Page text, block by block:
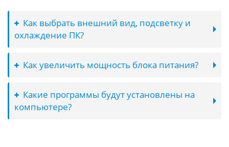
Как выбрать внешний вид, подсветку и
охлаждение ПК?
Как увеличить мощность блока питания?
Какие программы будут установлены на
компьютере?